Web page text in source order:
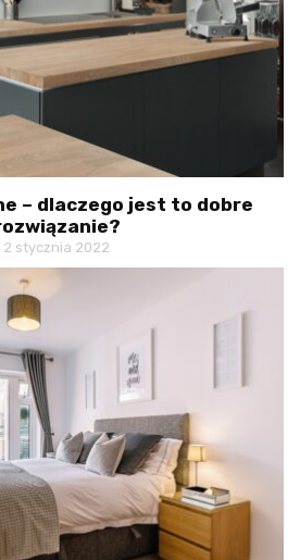
– dlaczego jest to dobre
2 stycznia 2022